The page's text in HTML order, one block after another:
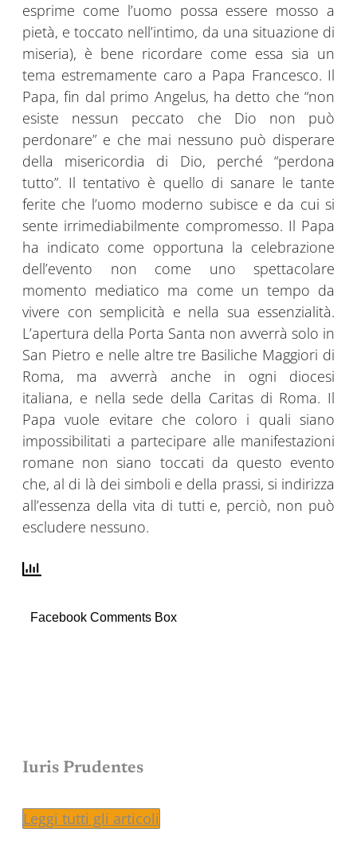
esprime come l’uomo possa essere mosso a
pietà, e toccato nell’intimo, da una situazione di
miseria), è bene ricordare come essa sia un
tema estremamente caro a Papa Francesco. Il
Papa, fin dal primo Angelus, ha detto che “non
esiste nessun peccato che Dio non può
perdonare” e che mai nessuno può disperare
della misericordia di Dio, perché “perdona
tutto”. Il tentativo è quello di sanare le tante
ferite che l’uomo moderno subisce e da cui si
sente irrimediabilmente compromesso. Il Papa
ha indicato come opportuna la celebrazione
dell’evento non come uno spettacolare
momento mediatico ma come un tempo da
vivere con semplicità e nella sua essenzialità.
L’apertura della Porta Santa non avverrà solo in
San Pietro e nelle altre tre Basiliche Maggiori di
Roma, ma avverrà anche in ogni diocesi
italiana, e nella sede della Caritas di Roma. Il
Papa vuole evitare che coloro i quali siano
impossibilitati a partecipare alle manifestazioni
romane non siano toccati da questo evento
che, al di là dei simboli e della prassi, si indirizza
all’essenza della vita di tutti e, perciò, non può
escludere nessuno.
Facebook Comments Box
Iuris Prudentes
Leggi tutti gli articoli